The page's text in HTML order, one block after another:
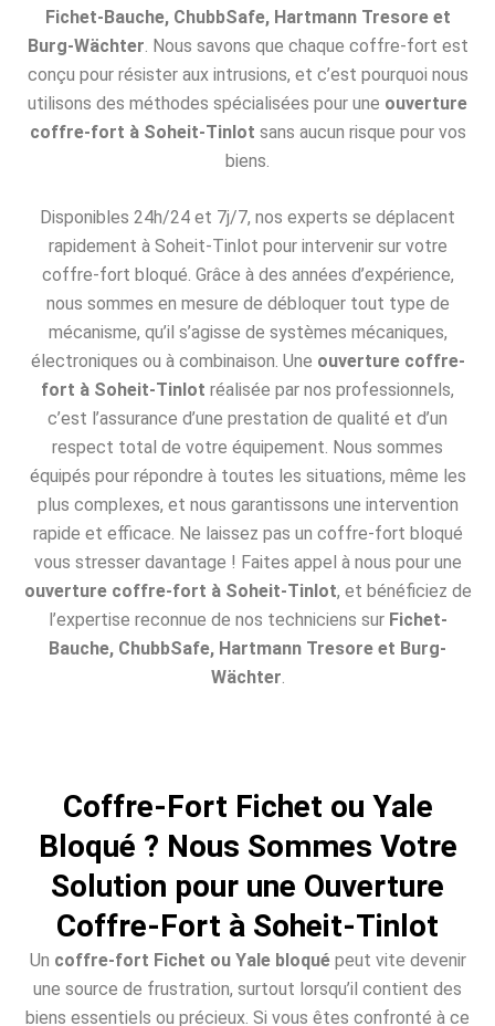
Fichet-Bauche, ChubbSafe, Hartmann Tresore et
Burg-Wächter . Nous savons que chaque coffre-fort est
conçu pour résister aux intrusions, et c’est pourquoi nous
utilisons des méthodes spécialisées pour une ouverture
coffre-fort à Soheit-Tinlot sans aucun risque pour vos
biens.
Disponibles 24h/24 et 7j/7, nos experts se déplacent
rapidement à Soheit-Tinlot pour intervenir sur votre
coffre-fort bloqué. Grâce à des années d’expérience,
nous sommes en mesure de débloquer tout type de
mécanisme, qu’il s’agisse de systèmes mécaniques,
électroniques ou à combinaison. Une ouverture coffre-
fort à Soheit-Tinlot réalisée par nos professionnels,
c’est l’assurance d’une prestation de qualité et d’un
respect total de votre équipement. Nous sommes
équipés pour répondre à toutes les situations, même les
plus complexes, et nous garantissons une intervention
rapide et efficace. Ne laissez pas un coffre-fort bloqué
vous stresser davantage ! Faites appel à nous pour une
ouverture coffre-fort à Soheit-Tinlot, et bénéficiez de
l’expertise reconnue de nos techniciens sur Fichet-
Bauche, ChubbSafe, Hartmann Tresore et Burg-
Wächter.
Coffre-Fort Fichet ou Yale
Bloqué ? Nous Sommes Votre
Solution pour une Ouverture
Coffre-Fort à Soheit-Tinlot
Un coffre-fort Fichet ou Yale bloquépeut vite devenir
une source de frustration, surtout lorsqu’il contient des
biens essentiels ou précieux. Si vous êtes confronté à ce